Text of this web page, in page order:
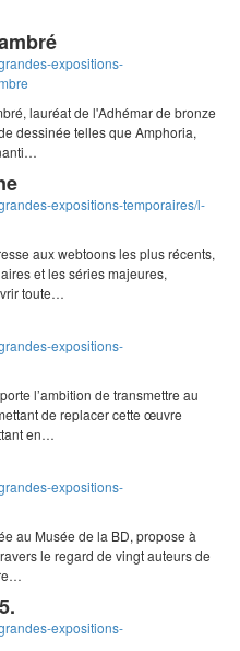
expositions-
lauréat de l'Adhémar de bronze
dessinée telles que Amphoria,
expositions-temporaires/l-
aux webtoons les plus récents,
et les séries majeures,
toute…
expositions-
l’ambition de transmettre au
de replacer cette œuvre
en…
expositions-
au Musée de la BD, propose à
le regard de vingt auteurs de
expositions-